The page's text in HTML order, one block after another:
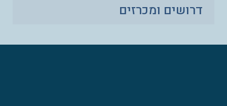
דרושים ומכרזים